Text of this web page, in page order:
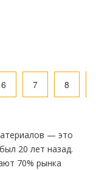
6 7 8
— это
20 лет назад.
70% рынка